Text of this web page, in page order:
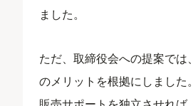
ました。
ただ、取締役会への提案では
のメリットを根拠にしました